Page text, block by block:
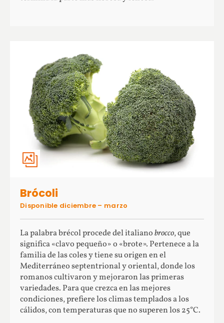
Brócoli
Disponible diciembre – marzo
La palabra brécol procede del italianobrocco, que
significa «clavo pequeño» o «brote». Pertenece a la
familia de las coles y tiene su origen en el
Mediterráneo septentrional y oriental, donde los
romanos cultivaron y mejoraron las primeras
variedades. Para que crezca en las mejores
condiciones, prefiere los climas templados a los
cálidos, con temperaturas que no superen los 25°C.